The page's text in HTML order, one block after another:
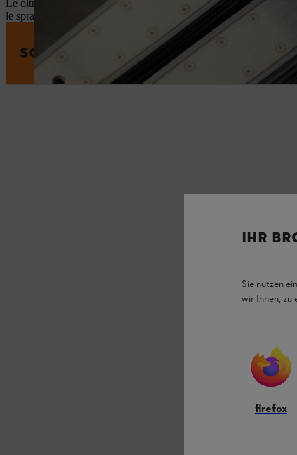
Le oltre 100 spranghe guida disponibili variano in lunghezza e
le spranghe guida STIHL hanno una cosa in comune: offrono un
SCOPRI LE SPRANGHE GUIDA
IHR
Sie nutzen
wir Ihnen, zu
firefox